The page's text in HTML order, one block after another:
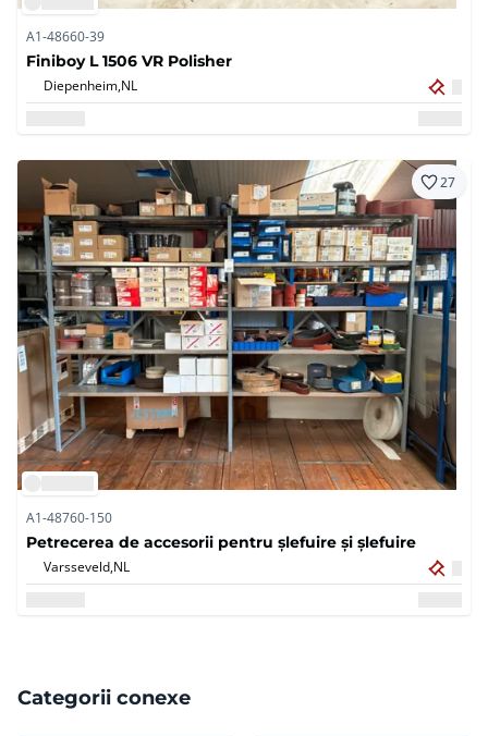
A1-48660-39
Finiboy L 1506 VR Polisher
Diepenheim,NL
27
A1-48760-150
Petrecerea de accesorii pentru șlefuire și șlefuire
Varsseveld,NL
Categorii conexe